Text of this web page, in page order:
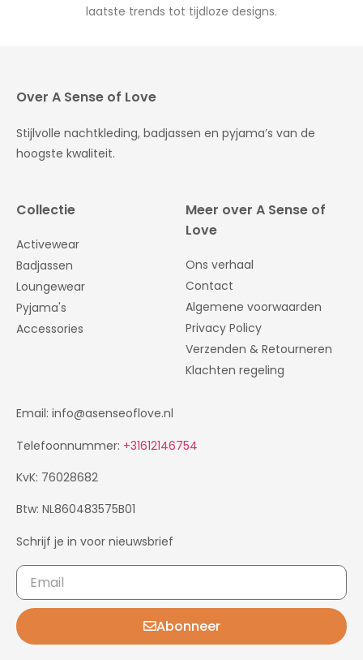
laatste trends tot tijdloze designs.
Over A Sense of Love
Stijlvolle nachtkleding, badjassen en pyjama’s van de
hoogste kwaliteit.
Collectie
Activewear
Badjassen
Loungewear
Pyjama's
Accessories
Meer over A Sense of
Love
Ons verhaal
Contact
Algemene voorwaarden
Privacy Policy
Verzenden & Retourneren
Klachten regeling
Email: info@asenseoflove.nl
Telefoonnummer: +31612146754
KvK: 76028682
Btw: NL860483575B01
Schrijf je in voor nieuwsbrief
Abonneer